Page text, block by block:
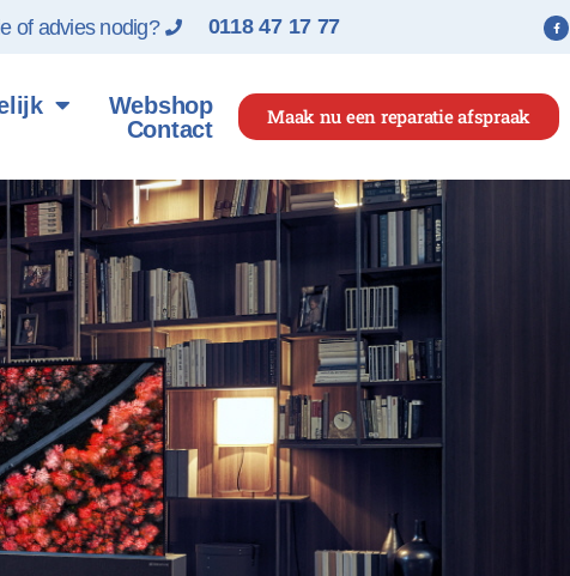
of advies nodig? 0118 47 17 77
Webshop
Contact
Maak nu een reparatie afspraak